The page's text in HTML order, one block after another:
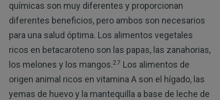
químicas son muy diferentes y proporcionan
diferentes beneficios, pero ambos son necesarios
para una salud óptima. Los alimentos vegetales
ricos en betacaroteno son las papas, las zanahorias,
los melones y los mangos.27 Los alimentos de
origen animal ricos en vitamina A son el hígado, las
yemas de huevo y la mantequilla a base de leche de